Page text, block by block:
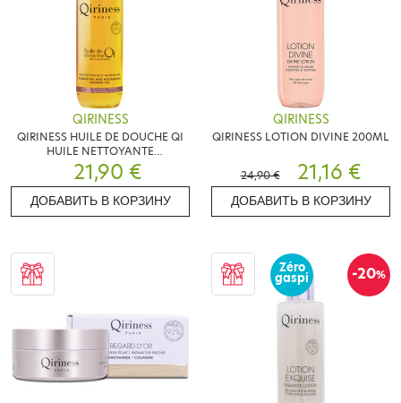
QIRINESS
QIRINESS HUILE DE DOUCHE QI
HUILE NETTOYANTE
NOURRISSANTE 200ML
21,90 €
ДОБАВИТЬ В КОРЗИНУ
QIRINESS
QIRINESS LOTION DIVINE 200ML
24,90 € 21,16 €
ДОБАВИТЬ В КОРЗИНУ
-20%
Zéro
gaspi